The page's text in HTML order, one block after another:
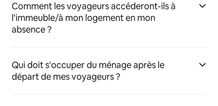
Comment les voyageurs accéderont-ils à
l'immeuble/à mon logement en mon
absence ?
Qui doit s'occuper du ménage après le
départ de mes voyageurs ?